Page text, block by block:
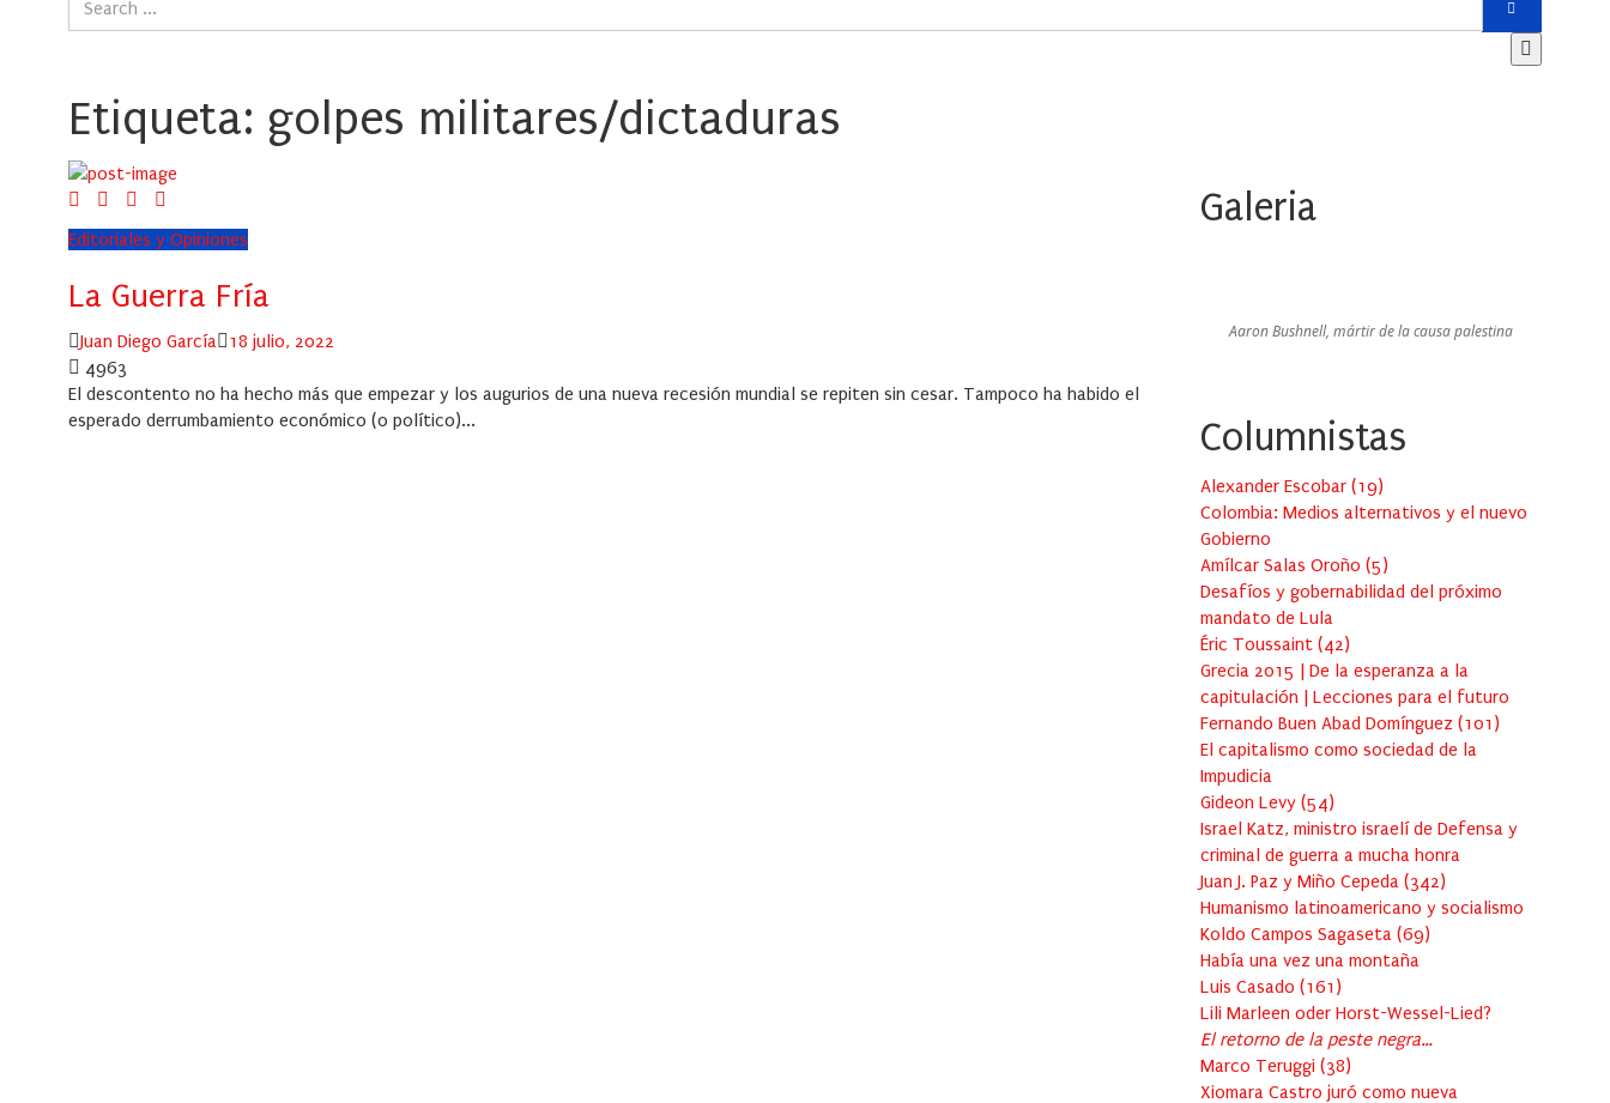
Etiqueta: golpes militares/dictaduras
Editoriales y Opiniones
La Guerra Fría
Author
Juan Diego García
Posted
18 julio, 2022
4963
El descontento no ha hecho más que empezar y los augurios de una nueva recesión mundial se repiten sin cesar. Tampoco ha habido el
esperado derrumbamiento económico (o político)...
Galeria
Aaron Bushnell, mártir de la causa palestina
Columnistas
Alexander Escobar (19)
Colombia: Medios alternativos y el nuevo
Gobierno
Amílcar Salas Oroño (5)
Desafíos y gobernabilidad del próximo
mandato de Lula
Éric Toussaint (42)
Grecia 2015 | De la esperanza a la
capitulación | Lecciones para el futuro
Fernando Buen Abad Domínguez (101 )
El capitalismo como sociedad de la
Impudicia
Gideon Levy (54)
Israel Katz, ministro israelí de Defensa y
criminal de guerra a mucha honra
Juan J. Paz y Miño Cepeda (342)
Humanismo latinoamericano y socialismo
Koldo Campos Sagaseta (69)
Había una vez una montaña
Luis Casado (161 )
Lili Marleen oder Horst-Wessel-Lied?
El retorno de la peste negra…
Marco Teruggi (38)
Xiomara Castro juró como nueva